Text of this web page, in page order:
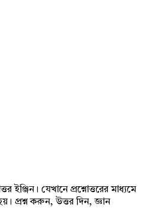
ইঞ্জিন। যেখানে প্রশ্নোত্তরের মাধ্যমে
প্রশ্ন করুন, উত্তর দিন, জ্ঞান